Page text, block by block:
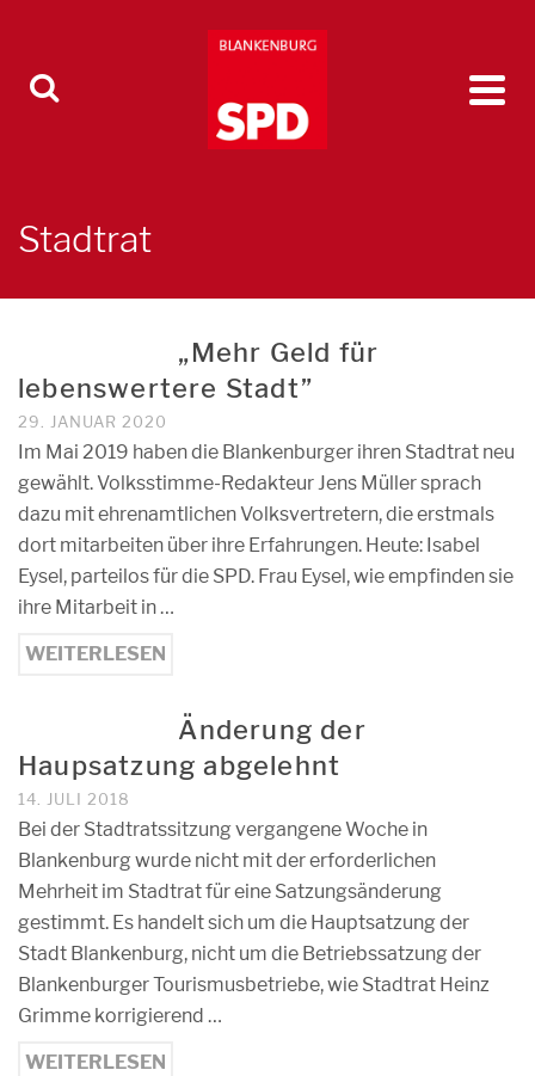
Stadtrat
„Mehr Geld für
lebenswertere Stadt”
29. JANUAR 2020
Im Mai 2019 haben die Blankenburger ihren Stadtrat neu
gewählt. Volksstimme-Redakteur Jens Müller sprach
dazu mit ehrenamtlichen Volksvertretern, die erstmals
dort mitarbeiten über ihre Erfahrungen. Heute: Isabel
Eysel, parteilos für die SPD. Frau Eysel, wie empfinden sie
ihre Mitarbeit in …
WEITERLESEN
Änderung der
Haupsatzung abgelehnt
14. JULI 2018
Bei der Stadtratssitzung vergangene Woche in
Blankenburg wurde nicht mit der erforderlichen
Mehrheit im Stadtrat für eine Satzungsänderung
gestimmt. Es handelt sich um die Hauptsatzung der
Stadt Blankenburg, nicht um die Betriebssatzung der
Blankenburger Tourismusbetriebe, wie Stadtrat Heinz
Grimme korrigierend …
WEITERLESEN